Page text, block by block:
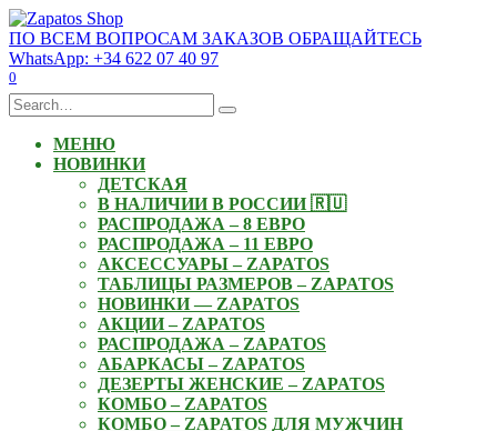
Skip
to
content
ПО ВСЕМ ВОПРОСАМ ЗАКАЗОВ ОБРАЩАЙТЕСЬ
WhatsApp: +34 622 07 40 97
0
Search
for:
МЕНЮ
НОВИНКИ
ДЕТСКАЯ
В НАЛИЧИИ В РОССИИ 🇷🇺
РАСПРОДАЖА – 8 ЕВРО
РАСПРОДАЖА – 11 ЕВРО
АКСЕССУАРЫ – ZAPATOS
ТАБЛИЦЫ РАЗМЕРОВ – ZAPATOS
НОВИНКИ — ZAPATOS
АКЦИИ – ZAPATOS
РАСПРОДАЖА – ZAPATOS
АБАРКАСЫ – ZAPATOS
ДЕЗЕРТЫ ЖЕНСКИЕ – ZAPATOS
КОМБО – ZAPATOS
КОМБО – ZAPATOS ДЛЯ МУЖЧИН